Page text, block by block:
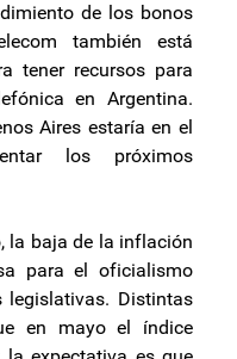
de los bonos
también está
tener recursos para
en Argentina.
Aires estaría en el
los próximos
la baja de la inflación
para el oficialismo
legislativas. Distintas
en mayo el índice